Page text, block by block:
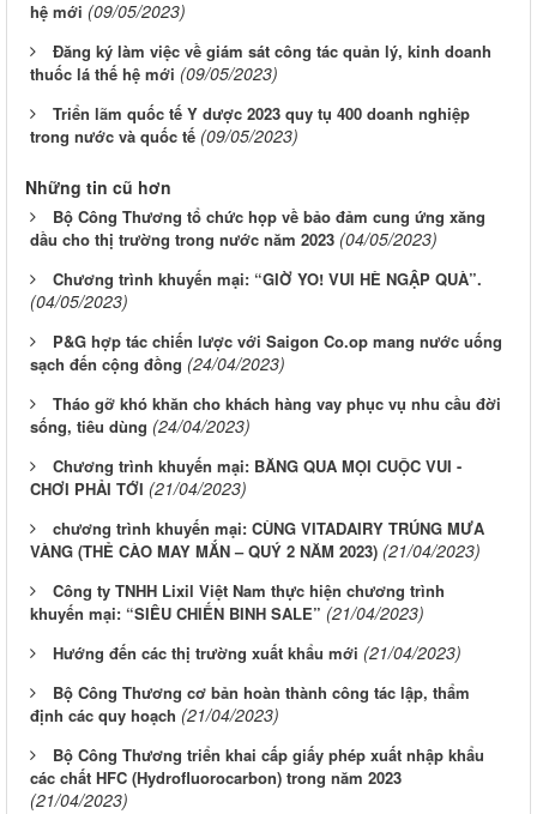
hệ mới (09/05/2023)
Đăng ký làm việc về giám sát công tác quản lý, kinh doanh
thuốc lá thế hệ mới (09/05/2023)
Triển lãm quốc tế Y dược 2023 quy tụ 400 doanh nghiệp
trong nước và quốc tế (09/05/2023)
Những tin cũ hơn
Bộ Công Thương tổ chức họp về bảo đảm cung ứng xăng
dầu cho thị trường trong nước năm 2023 (04/05/2023)
Chương trình khuyến mại: “GIỜ YO! VUI HÈ NGẬP QUÀ”.
(04/05/2023)
P&G hợp tác chiến lược với Saigon Co.op mang nước uống
sạch đến cộng đồng (24/04/2023)
Tháo gỡ khó khăn cho khách hàng vay phục vụ nhu cầu đời
sống, tiêu dùng (24/04/2023)
Chương trình khuyến mại: BĂNG QUA MỌI CUỘC VUI -
CHƠI PHẢI TỚI (21/04/2023)
chương trình khuyến mại: CÙNG VITADAIRY TRÚNG MƯA
VÀNG (THẺ CÀO MAY MẮN – QUÝ 2 NĂM 2023) (21/04/2023)
Công ty TNHH Lixil Việt Nam thực hiện chương trình
khuyến mại: “SIÊU CHIẾN BINH SALE” (21/04/2023)
Hướng đến các thị trường xuất khẩu mới (21/04/2023)
Bộ Công Thương cơ bản hoàn thành công tác lập, thẩm
định các quy hoạch (21/04/2023)
Bộ Công Thương triển khai cấp giấy phép xuất nhập khẩu
các chất HFC (Hydrofluorocarbon) trong năm 2023
(21/04/2023)